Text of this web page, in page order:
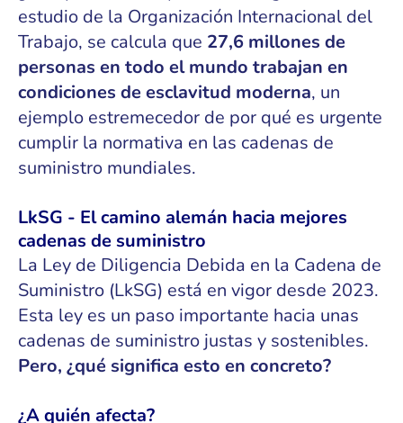
estudio de la Organización Internacional del
Trabajo, se calcula que 27,6 millones de
personas en todo el mundo trabajan en
condiciones de esclavitud moderna, un
ejemplo estremecedor de por qué es urgente
cumplir la normativa en las cadenas de
suministro mundiales.
LkSG - El camino alemán hacia mejores
cadenas de suministro
La Ley de Diligencia Debida en la Cadena de
Suministro (LkSG) está en vigor desde 2023.
Esta ley es un paso importante hacia unas
cadenas de suministro justas y sostenibles.
Pero, ¿qué significa esto en concreto?
¿A quién afecta?